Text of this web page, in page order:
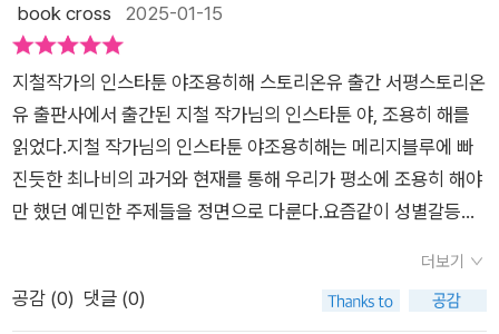
book cross 2025-01-15
지철작가의 인스타툰 야조용히해 스토리온유 출간 서평스토리온
유 출판사에서 출간된 지철 작가님의 인스타툰 야, 조용히 해를
읽었다.지철 작가님의 인스타툰 야조용히해는 메리지블루에 빠
진듯한 최나비의 과거와 현재를 통해 우리가 평소에 조용히 해야
만 했던 예민한 주제들을 정면으로 다룬다.요즘같이 성별갈등이
마로 인해 고통받는 현재의 모습으로 다양한 갈등 요소들을 표현
하는데 이를 보며 특정 성향에 매몰되지 않고 이야기를 이야기로
더보기
공감 (0) 댓글 (0)